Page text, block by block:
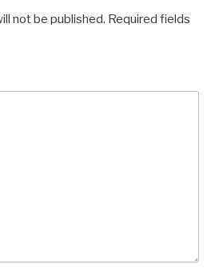
not be published. Required fields